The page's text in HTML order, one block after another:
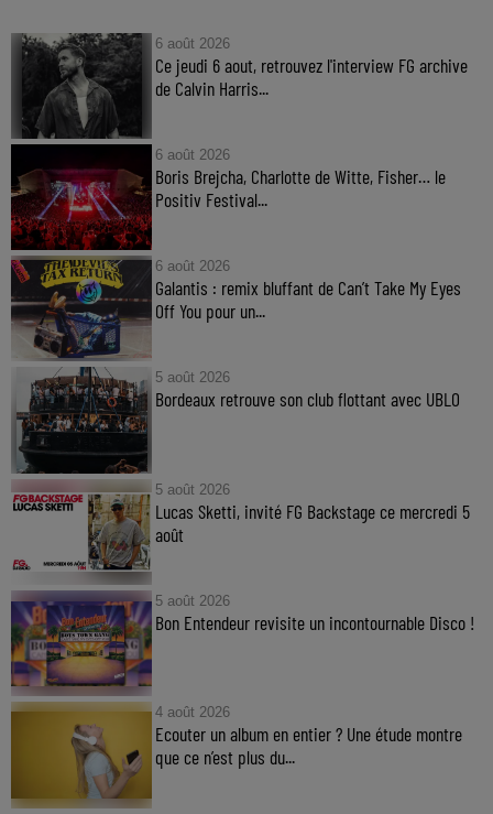
6 août 2026
Ce jeudi 6 aout, retrouvez l'interview FG archive
de Calvin Harris...
6 août 2026
Boris Brejcha, Charlotte de Witte, Fisher… le
Positiv Festival...
6 août 2026
Galantis : remix bluffant de Can’t Take My Eyes
Off You pour un...
5 août 2026
Bordeaux retrouve son club flottant avec UBLO
5 août 2026
Lucas Sketti, invité FG Backstage ce mercredi 5
août
5 août 2026
Bon Entendeur revisite un incontournable Disco !
4 août 2026
Ecouter un album en entier ? Une étude montre
que ce n’est plus du...